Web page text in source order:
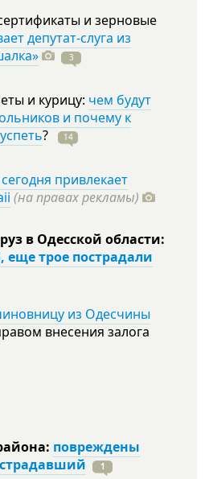
и зерновые
депутат-слуга из
3
и курицу: чем будут
и почему к
? 14
привлекает
(на правах рекламы)
в Одесской области:
еще трое пострадали
из Одесчины
внесения залога
повреждены
1